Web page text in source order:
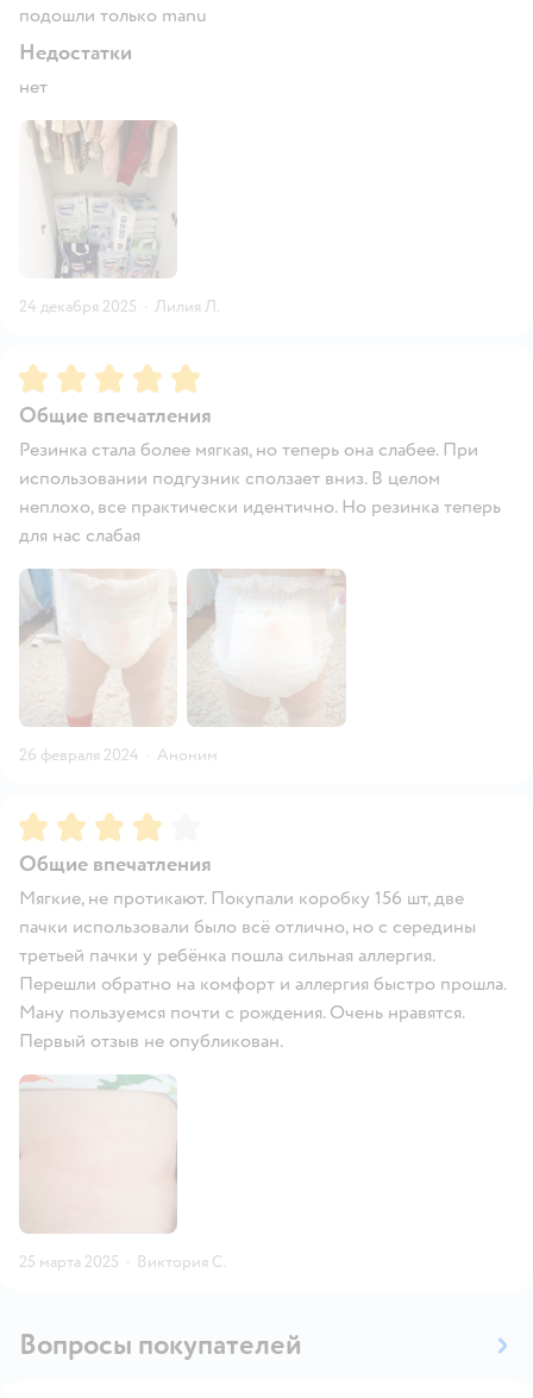
подошли только manu
Недостатки
нет
24 декабря 2025 · Лилия Л.
Рейтинг:5
Общие впечатления
Резинка стала более мягкая, но теперь она слабее. При
использовании подгузник сползает вниз. В целом
неплохо, все практически идентично. Но резинка теперь
для нас слабая
26 февраля 2024 · Аноним
Рейтинг:4
Общие впечатления
Мягкие, не протикают. Покупали коробку 156 шт, две
пачки использовали было всё отлично, но с середины
третьей пачки у ребёнка пошла сильная аллергия.
Перешли обратно на комфорт и аллергия быстро прошла.
Ману пользуемся почти с рождения. Очень нравятся.
Первый отзыв не опубликован.
25 марта 2025 · Виктория С.
Вопросы покупателей